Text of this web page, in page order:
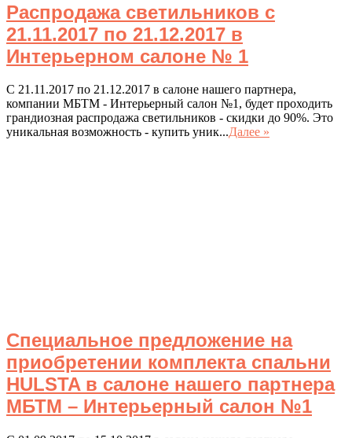
Распродажа светильников с
21.11.2017 по 21.12.2017 в
Интерьерном салоне № 1
С 21.11.2017 по 21.12.2017 в салоне нашего партнера,
компании МБТМ - Интерьерный салон №1, будет проходить
грандиозная распродажа светильников - скидки до 90%. Это
уникальная возможность - купить уник...Далее »
Специальное предложение на
приобретении комплекта спальни
HULSTA в салоне нашего партнера
МБТМ – Интерьерный салон №1